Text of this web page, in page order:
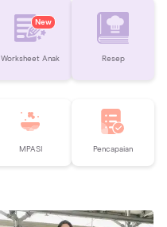
New
Worksheet Anak Resep
MPASI Pencapaian